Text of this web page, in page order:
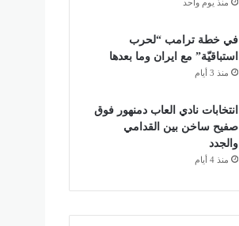
منذ يوم واحد
في خطة ترامب “لحرب
استباقيّة” مع ايران وما بعدها
منذ 3 أيام
انتخابات نادي العاب دمنهور فوق
صفيح ساخن بين القدامي
والجدد
منذ 4 أيام